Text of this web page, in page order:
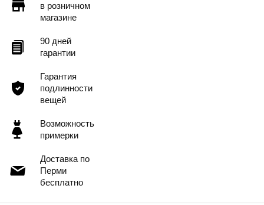
в розничном
магазине
90 дней
гарантии
Гарантия
подлинности
вещей
Возможность
примерки
Доставка по
Перми
бесплатно